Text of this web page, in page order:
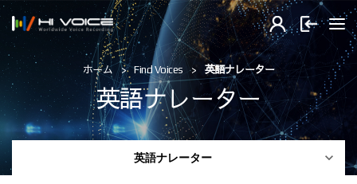
ホーム Find Voices 英語ナレーター
英語ナレーター
英語ナレーター 